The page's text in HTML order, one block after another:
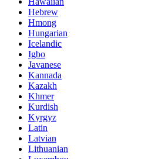
Hebrew
Hmong
Hungarian
Icelandic
Igbo
Javanese
Kannada
Kazakh
Khmer
Kurdish
Kyrgyz
Latin
Latvian
Lithuanian